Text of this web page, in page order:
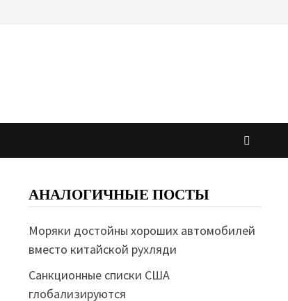
АНАЛОГИЧНЫЕ ПОСТЫ
Моряки достойны хороших автомобилей
вместо китайской рухляди
Санкционные списки США
глобализируются